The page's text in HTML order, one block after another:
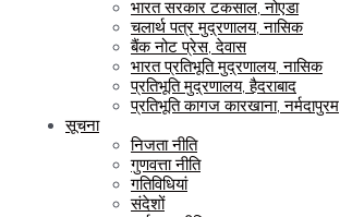
भारत सरकार टकसाल, नोएडा
चलार्थ पत्र मुद्रणालय, नासिक
बैंक नोट प्रेस, देवास
भारत प्रतिभूति मुद्रणालय, नासिक
प्रतिभूति मुद्रणालय, हैदराबाद
प्रतिभूति कागज कारखाना, नर्मदापुरम
सूचना
निजता नीति
गुणवत्ता नीति
गतिविधियां
संदेशों